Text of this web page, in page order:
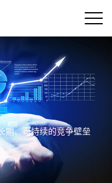
期、可持续的竞争壁垒